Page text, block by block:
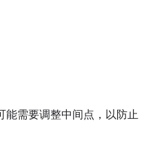
能需要调整中间点，以防止